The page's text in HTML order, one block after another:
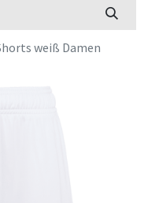
weiß Damen